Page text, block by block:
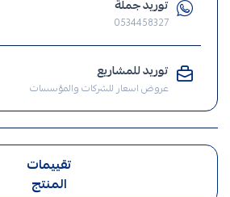
مفتاح توريد جملة
0534458327
توريد للمشاريع
عروض اسعار للشركات والمؤسسات
تقييمات
المنتج